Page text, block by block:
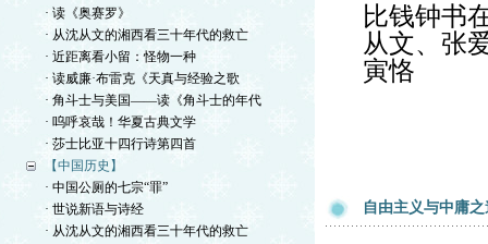
· 读《奥赛罗》
· 从沈从文的湘西看三十年代的救亡
· 近距离看小留：怪物一种
· 读威廉·布雷克《天真与经验之歌
· 角斗士与美国——读《角斗士的年代
· 呜呼哀哉！华夏古典文学
· 莎士比亚十四行诗第四首
【中国历史】
· 中国公厕的七宗“罪”
· 世说新语与诗经
· 从沈从文的湘西看三十年代的救亡
比钱钟书
从文、张
寅恪
自由主义与中庸